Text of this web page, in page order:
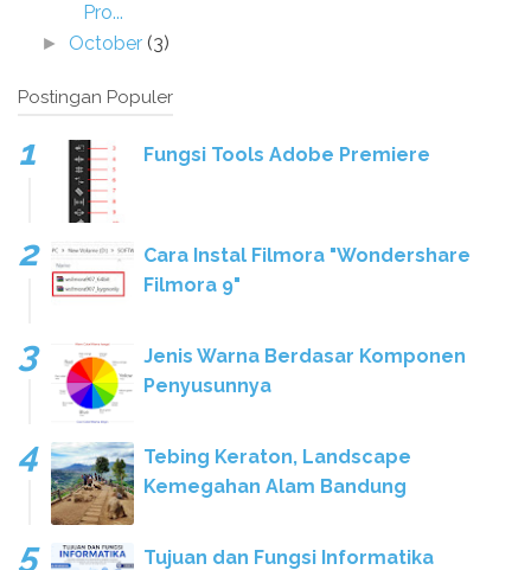
Pro...
► October (3)
Postingan Populer
Fungsi Tools Adobe Premiere
Cara Instal Filmora "Wondershare
Filmora 9"
Jenis Warna Berdasar Komponen
Penyusunnya
Tebing Keraton, Landscape
Kemegahan Alam Bandung
Tujuan dan Fungsi Informatika